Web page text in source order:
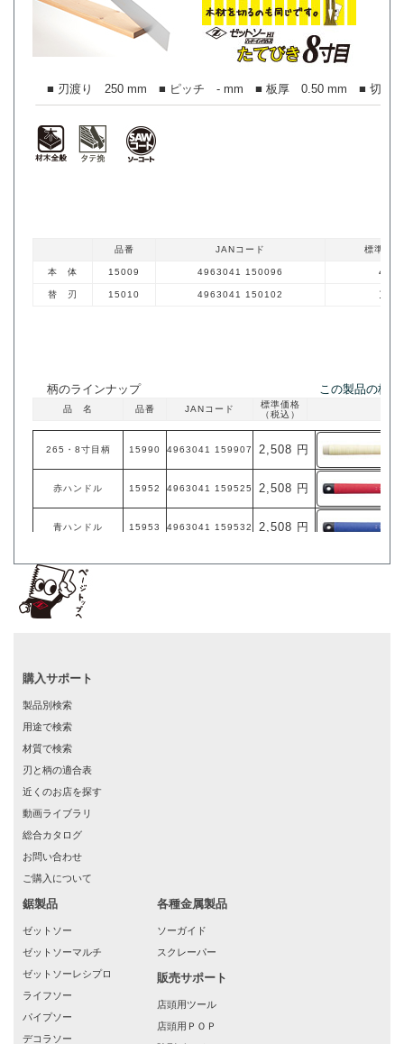
■ 刃渡り 250 mm ■ ピッチ - mm ■ 板厚 0.50 mm ■ 切り
品番 JANコード 標準価
本 体 15009 4963041 150096
替 刃 15010 4963041 150102
柄のラインナップ この製品の柄
品 名 品番 JANコード
標準価格
（税込）
購入サポート
製品別検索
用途で検索
材質で検索
刃と柄の適合表
近くのお店を探す
動画ライブラリ
総合カタログ
お問い合わせ
ご購入について
鋸製品
ゼットソー
ゼットソーマルチ
ゼットソーレシプロ
ライフソー
パイプソー
デコラソー
各種金属製品
ソーガイド
スクレーパー
販売サポート
店頭用ツール
店頭用ＰＯＰ